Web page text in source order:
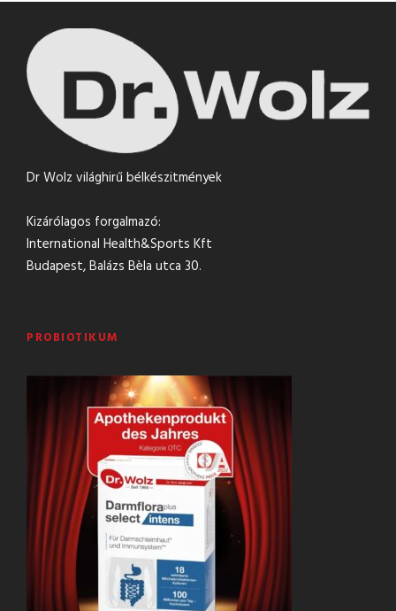
Dr Wolz világhirű bélkészitmények
Kizárólagos forgalmazó:
International Health&Sports Kft
Budapest, Balázs Bèla utca 30.
PROBIOTIKUM